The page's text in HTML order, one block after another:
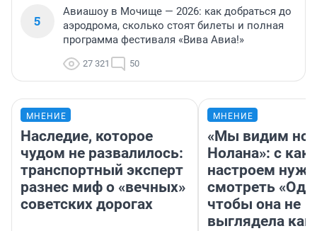
5
Авиашоу в Мочище — 2026: как добраться до
аэродрома, сколько стоят билеты и полная
программа фестиваля «Вива Авиа!»
27 321 50
МНЕНИЕ
Наследие, которое
чудом не развалилось:
транспортный эксперт
разнес миф о «вечных»
советских дорогах
МНЕНИЕ
«Мы видим
Нолана»: с
настроем
смотреть
чтобы она не
выглядела как